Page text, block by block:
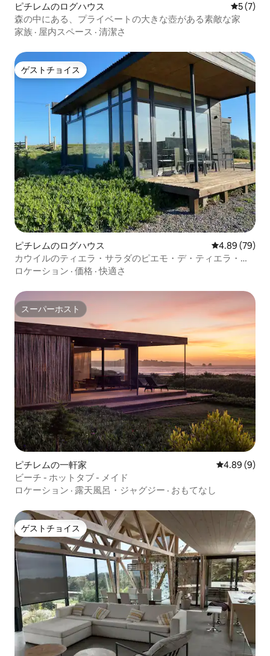
ピチレムのログハウス レビュー
5 (7)
森の中にある、プライベートの大きな壺がある素敵な家
家族 · 屋内スペース · 清潔さ
ゲストチョイス
ゲストチョイス
ピチレムのログハウス レビュー79
4.89 (79)
カウイルのティエラ・サラダのピエモ・デ・ティエラ・サ
ラダの小屋
ロケーション · 価格 ·快適さ
スーパーホスト
スーパーホスト
ピチレムの一軒家 レビュー9件
4.89 (9)
ビーチ - ホットタブ - メイド
ロケーション · 露天風呂・ジャグジー · おもてなし
ゲストチョイス
ゲストチョイス